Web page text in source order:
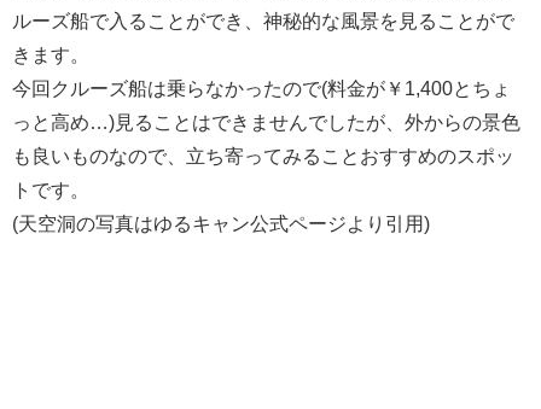
ルーズ船で入ることができ、神秘的な風景を見ることがで
きます。
今回クルーズ船は乗らなかったので(料金が￥1,400とちょ
っと高め…)見ることはできませんでしたが、外からの景色
も良いものなので、立ち寄ってみることおすすめのスポッ
トです。
(天空洞の写真はゆるキャン公式ページより引用)